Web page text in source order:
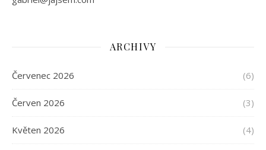
ARCHIVY
Červenec 2026 (6)
Červen 2026 (3)
Květen 2026 (4)